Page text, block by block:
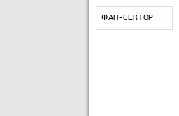
ФАН-СЕКТОР